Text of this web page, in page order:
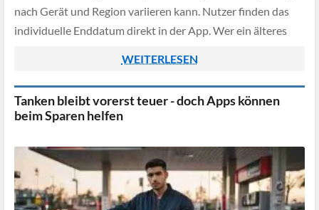
nach Gerät und Region variieren kann. Nutzer finden das
individuelle Enddatum direkt in der App. Wer ein älteres
WEITERLESEN
Tanken bleibt vorerst teuer - doch Apps können
beim Sparen helfen